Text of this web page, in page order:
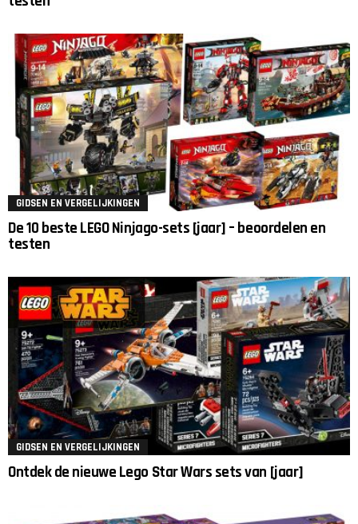
GIDSEN EN VERGELIJKINGEN
De 10 beste LEGO Ninjago-sets [jaar] – beoordelen en
testen
GIDSEN EN VERGELIJKINGEN
Ontdek de nieuwe Lego Star Wars sets van [jaar]